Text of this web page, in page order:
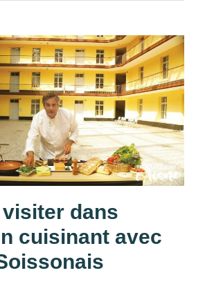
dans
cuisinant avec